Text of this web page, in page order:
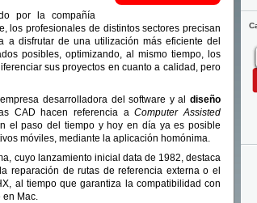
por la compañía
los profesionales de distintos sectores precisan
a disfrutar de una utilización más eficiente del
posibles, optimizando, al mismo tiempo, los
sus proyectos en cuanto a calidad, pero
desarrolladora del software y al diseño
CAD hacen referencia aComputer Assisted
el paso del tiempo y hoy en día ya es posible
móviles, mediante la aplicación homónima.
cuyo lanzamiento inicial data de 1982, destaca
reparación de rutas de referencia externa o el
al tiempo que garantiza la compatibilidad con
en Mac.